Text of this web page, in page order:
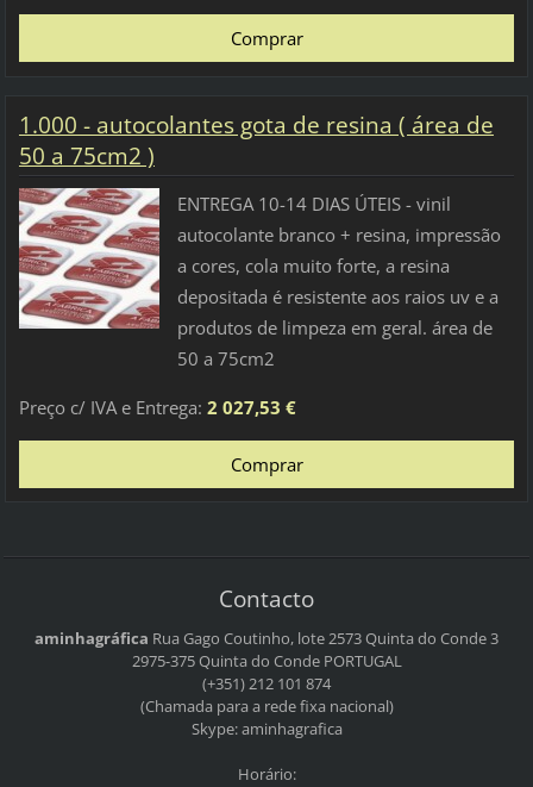
1.000 - autocolantes gota de resina ( área de
50 a 75cm2 )
ENTREGA 10-14 DIAS ÚTEIS - vinil
autocolante branco + resina, impressão
a cores, cola muito forte, a resina
depositada é resistente aos raios uv e a
produtos de limpeza em geral. área de
50 a 75cm2
Preço c/ IVA e Entrega: 2 027,53 €
Contacto
aminhagráfica Rua Gago Coutinho, lote 2573Quinta do Conde 3
2975-375 Quinta do CondePORTUGAL
(+351) 212 101 874
(Chamada para a rede fixa nacional)
Skype: aminhagrafica
Horário: